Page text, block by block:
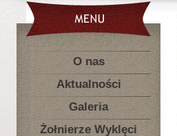
O nas
Aktualności
Galeria
Żołnierze Wyklęci